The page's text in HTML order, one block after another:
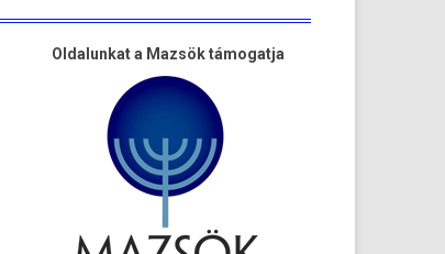
Oldalunkat a Mazsök támogatja